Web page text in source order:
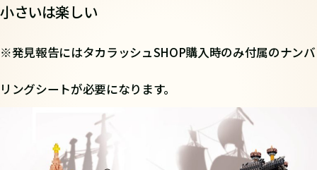
小さいは楽しい
※発見報告にはタカラッシュSHOP購入時のみ付属のナンバ
リングシートが必要になります。